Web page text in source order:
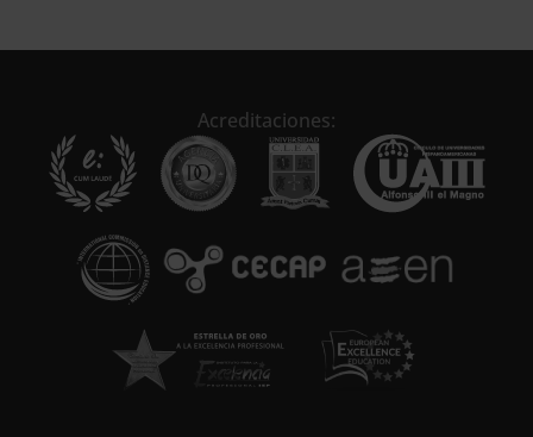
a
t
i
Acreditaciones: